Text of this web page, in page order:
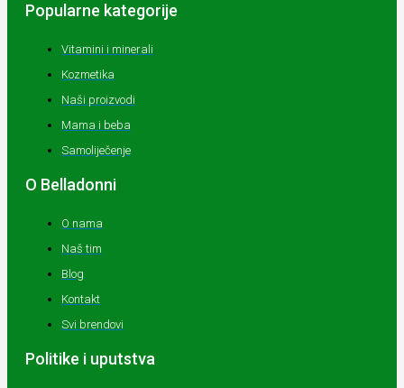
Popularne kategorije
Vitamini i minerali
Kozmetika
Naši proizvodi
Mama i beba
Samoliječenje
O Belladonni
O nama
Naš tim
Blog
Kontakt
Svi brendovi
Politike i uputstva